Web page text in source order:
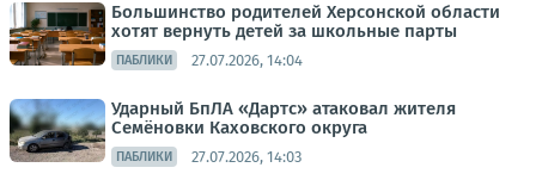
Большинство родителей Херсонской области
хотят вернуть детей за школьные парты
ПАБЛИКИ 27.07.2026, 14:04
Ударный БпЛА «Дартс» атаковал жителя
Семёновки Каховского округа
ПАБЛИКИ 27.07.2026, 14:03